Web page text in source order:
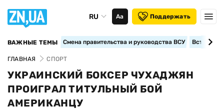
RU Аа Поддержать
ВАЖНЫЕ ТЕМЫ Смена правительства и руководства ВСУ
ГЛАВНАЯ СПОРТ
УКРАИНСКИЙ БОКСЕР ЧУХАДЖЯН
ПРОИГРАЛ ТИТУЛЬНЫЙ БОЙ
АМЕРИКАНЦУ